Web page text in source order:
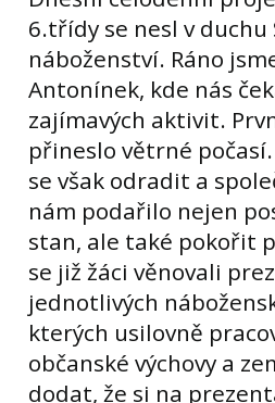
6.třídy se nesl v duchu
náboženství. Ráno
Antonínek, kde nás
zajímavých aktivit.
přineslo větrné
se však odradit a
nám podařilo nejen
stan, ale také pokořit
se již žáci věnovali
jednotlivých
kterých usilovně
občanské výchovy a
dodat, že si na